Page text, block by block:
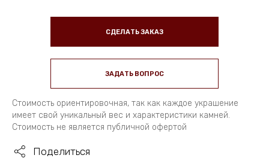
СДЕЛАТЬ ЗАКАЗ
ЗАДАТЬ ВОПРОС
Стоимость ориентировочная, так как каждое украшение
имеет свой уникальный вес и характеристики камней.
Стоимость не является публичной офертой
Поделиться